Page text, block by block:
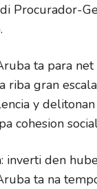
Procurador-
ta para
riba gran
y
cohesion
inverti den
ta na